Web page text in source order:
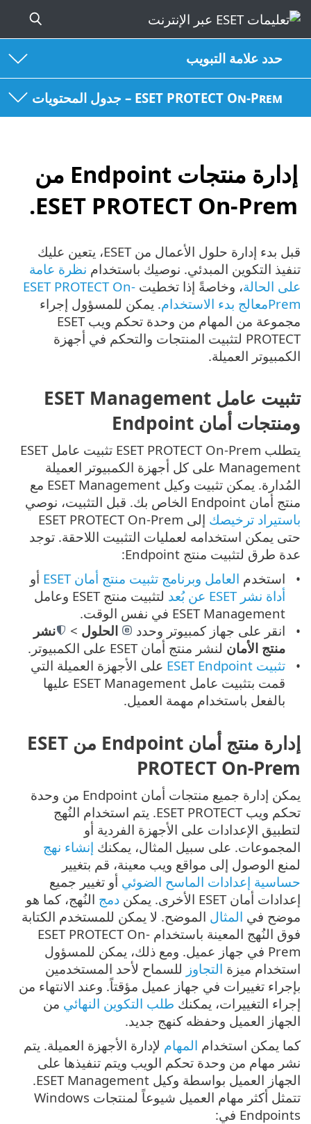
حدد علامة التبويب
ESET PROTECT On-Prem – جدول المحتويات
إدارة منتجات Endpoint من
ESET PROTECT On-Prem.
قبل بدء إدارة حلول الأعمال من ESET، يتعين عليك
تنفيذ التكوين المبدئي. نوصيك باستخدام نظرة عامة
على الحالة، وخاصةً إذا تخطيت ESET PROTECT On-
Premمعالج بدء الاستخدام
. يمكن للمسؤول إجراء
مجموعة من المهام من وحدة تحكم ويب ESET
PROTECT لتثبيت المنتجات والتحكم في أجهزة
الكمبيوتر العميلة.
تثبيت عامل ESET Management
ومنتجات أمان Endpoint
يتطلب ESET PROTECT On-Prem تثبيت عامل ESET
Management على كل أجهزة الكمبيوتر العميلة
المُدارة. يمكن تثبيت وكيل ESET Management مع
منتج أمان Endpoint الخاص بك. قبل التثبيت، نوصي
باستيراد ترخيصك
إلى ESET PROTECT On-Prem
حتى يمكن استخدامه لعمليات التثبيت اللاحقة. توجد
عدة طرق لتثبيت منتج Endpoint:
استخدم العامل وبرنامج تثبيت منتج أمان ESET
أو
أداة نشر ESET عن بُعد
لتثبيت منتج ESET وعامل
ESET Management في نفس الوقت.
انقر على جهاز كمبيوتر وحدد
الحلول >
نشر
منتج الأمان لنشر منتج أمان ESET على الكمبيوتر.
تثبيت ESET Endpoint
على الأجهزة العميلة التي
قمت بتثبيت عامل ESET Management عليها
بالفعل باستخدام مهمة العميل.
إدارة منتج أمان Endpoint من ESET
PROTECT On-Prem
يمكن إدارة جميع منتجات أمان Endpoint من وحدة
تحكم ويب ESET PROTECT. يتم استخدام النُهج
لتطبيق الإعدادات على الأجهزة الفردية أو
المجموعات. على سبيل المثال، يمكنك إنشاء نهج
لمنع الوصول إلى مواقع ويب معينة، قم بتغيير
حساسية إعدادات الماسح الضوئي أو تغيير جميع
إعدادات أمان ESET الأخرى. يمكن
دمج النُهج، كما هو
موضح في المثال الموضح. لا يمكن للمستخدم الكتابة
فوق النُهج المعينة باستخدام ESET PROTECT On-
Prem في جهاز عميل. ومع ذلك، يمكن للمسؤول
استخدام ميزة التجاوز للسماح لأحد المستخدمين
بإجراء تغييرات في جهاز عميل مؤقتاً. وعند الانتهاء من
إجراء التغييرات، يمكنك طلب التكوين النهائي من
الجهاز العميل وحفظه كنهج جديد.
كما يمكن استخدام المهام لإدارة الأجهزة العميلة. يتم
نشر مهام من وحدة تحكم الويب ويتم تنفيذها على
الجهاز العميل بواسطة وكيل ESET Management.
تتمثل أكثر مهام العميل شيوعاً لمنتجات Windows
Endpoints في: